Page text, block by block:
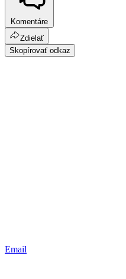
Komentáre
Zdielať
Skopírovať odkaz
Email